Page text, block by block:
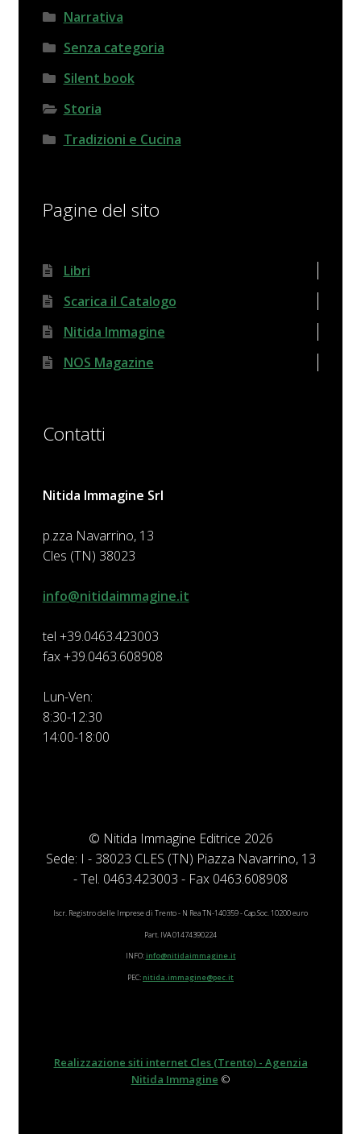
Narrativa
Senza categoria
Silent book
Storia
Tradizioni e Cucina
Pagine del sito
Libri
Scarica il Catalogo
Nitida Immagine
NOS Magazine
Contatti
Nitida Immagine Srl
p.zza Navarrino, 13
Cles (TN) 38023
info@nitidaimmagine.it
tel +39.0463.423003
fax +39.0463.608908
Lun-Ven:
8:30-12:30
14:00-18:00
© Nitida Immagine Editrice 2026
Sede: I - 38023 CLES (TN) Piazza Navarrino, 13
- Tel. 0463.423003 - Fax 0463.608908
Iscr. Registro delle Imprese di Trento - N Rea TN-140359 - Cap.Soc. 10200 euro
Part. IVA 01474390224
INFO: info@nitidaimmagine.it
PEC: nitida.immagine@pec.it
Realizzazione siti internet Cles (Trento) - Agenzia
Nitida Immagine ©